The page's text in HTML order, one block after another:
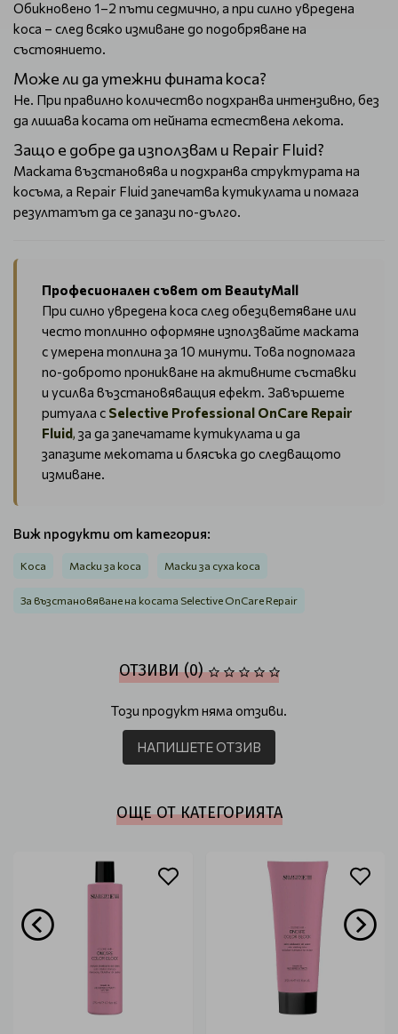
Обикновено 1–2 пъти седмично, а при силно увредена
коса – след всяко измиване до подобряване на
състоянието.
Може ли да утежни фината коса?
Не. При правилно количество подхранва интензивно, без
да лишава косата от нейната естествена лекота.
Защо е добре да използвам и Repair Fluid?
Маската възстановява и подхранва структурата на
косъма, а Repair Fluid запечатва кутикулата и помага
резултатът да се запази по-дълго.
Професионален съвет от BeautyMall
При силно увредена коса след обезцветяване или
често топлинно оформяне използвайте маската
с умерена топлина за 10 минути. Това подпомага
по-доброто проникване на активните съставки
и усилва възстановяващия ефект. Завършете
ритуала с Selective Professional OnCare Repair
Fluid, за да запечатате кутикулата и да
запазите мекотата и блясъка до следващото
измиване.
Виж продукти от категория:
Коса Маски за коса Маски за суха коса
За възстановяване на косата Selective OnCare Repair
ОТЗИВИ (0)
Този продукт няма отзиви.
НАПИШЕТЕ ОТЗИВ
ОЩЕ ОТ КАТЕГОРИЯТА